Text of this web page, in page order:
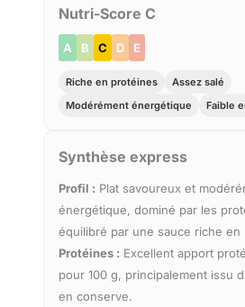
Nutri-Score C
A B C D E
Riche en protéines
Assez salé
Modérément énergétique
Faible
Synthèse express
Profil : Plat savoureux et
énergétique, dominé par les
équilibré par une sauce riche en
Protéines : Excellent apport
pour 100 g, principalement issu
en conserve.